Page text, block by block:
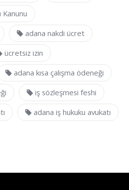
Kanunu
adana nakdi ücret
ücretsiz izin
adana kısa çalışma ödeneği
iş sözleşmesi feshi
adana iş hukuku avukatı